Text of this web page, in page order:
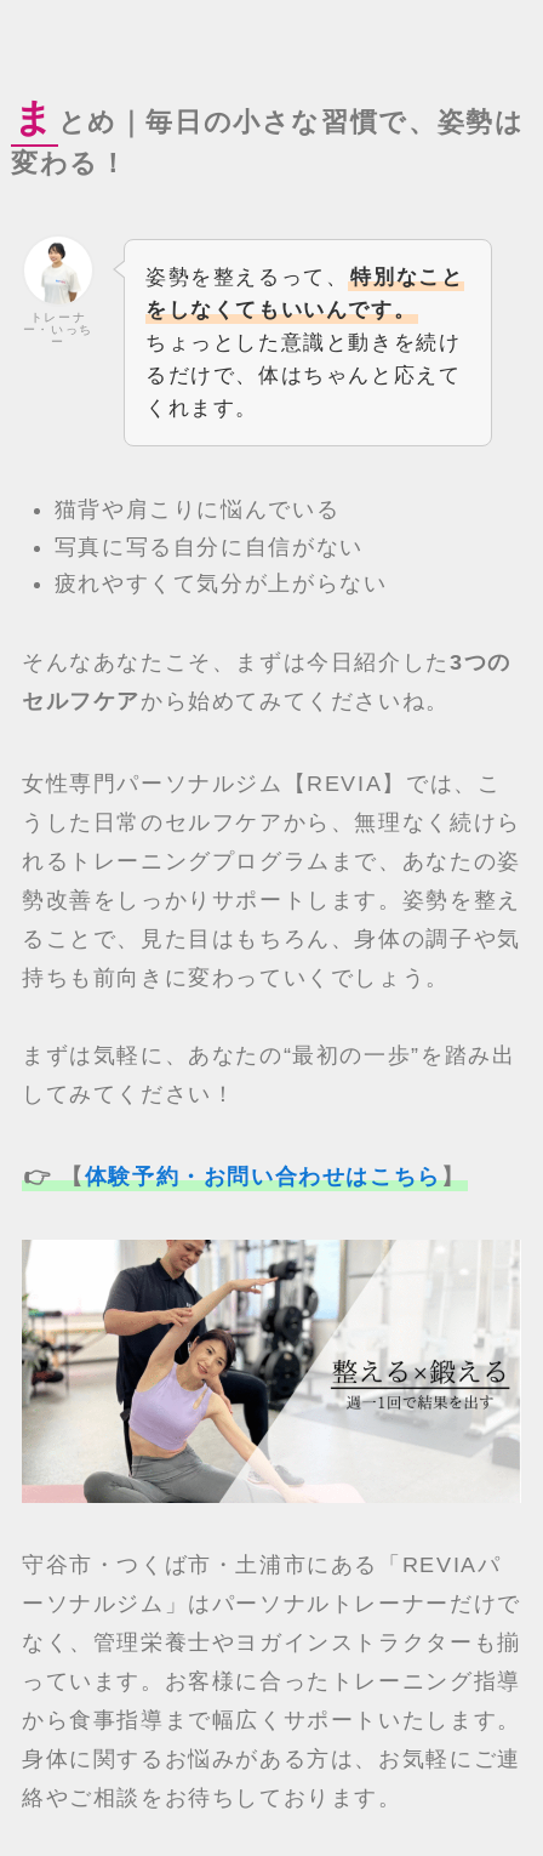
ま
とめ｜毎日の小さな習慣で、姿勢は
変わる！
トレーナ
ー・いっち
ー
姿勢を整えるって、特別なこと
をしなくてもいいんです。
ちょっとした意識と動きを続け
るだけで、体はちゃんと応えて
くれます。
猫背や肩こりに悩んでいる
写真に写る自分に自信がない
疲れやすくて気分が上がらない
そんなあなたこそ、まずは今日紹介した 3つの
セルフケアから始めてみてくださいね。
女性専門パーソナルジム【REVIA】では、こ
うした日常のセルフケアから、無理なく続けら
れるトレーニングプログラムまで、あなたの姿
勢改善をしっかりサポートします。姿勢を整え
ることで、見た目はもちろん、身体の調子や気
持ちも前向きに変わっていくでしょう。
まずは気軽に、あなたの“最初の一歩”を踏み出
してみてください！
👉 【体験予約・お問い合わせはこちら】
守谷市・つくば市・土浦市にある「REVIAパ
ーソナルジム」はパーソナルトレーナーだけで
なく、管理栄養士やヨガインストラクターも揃
っています。お客様に合ったトレーニング指導
から食事指導まで幅広くサポートいたします。
身体に関するお悩みがある方は、お気軽にご連
絡やご相談をお待ちしております。